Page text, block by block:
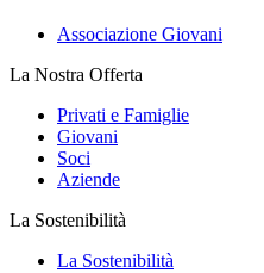
Associazione Giovani
La Nostra Offerta
Privati e Famiglie
Giovani
Soci
Aziende
La Sostenibilità
La Sostenibilità